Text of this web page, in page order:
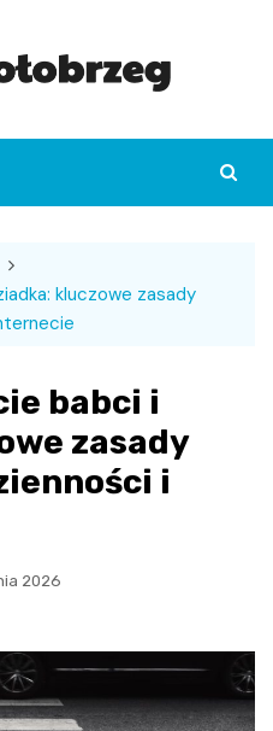
kluczowe zasady
babci i
zasady
i
2026